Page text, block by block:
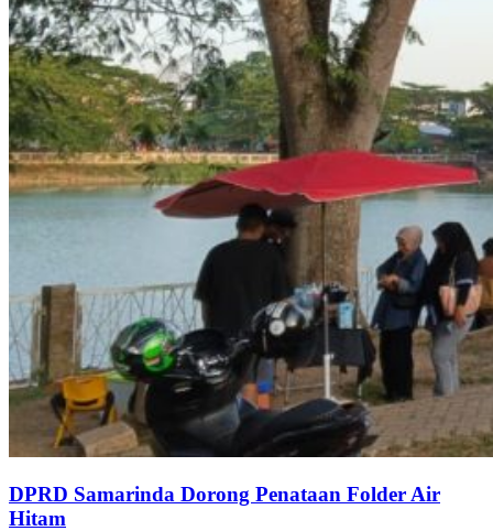
DPRD Samarinda Dorong Penataan Folder Air
Hitam